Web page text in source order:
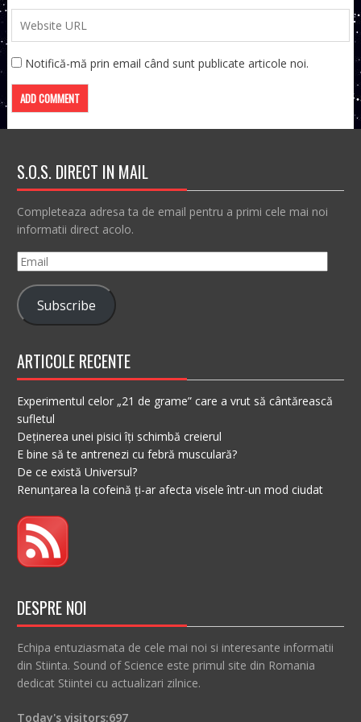
Notifică-mă prin email când sunt publicate articole noi.
S.O.S. DIRECT IN MAIL
Completeaza adresa ta de email pentru a primi cele mai noi
informatii direct acolo.
Email
Subscribe
ARTICOLE RECENTE
Experimentul celor „21 de grame” care a vrut să cântărească
sufletul
Deținerea unei pisici îți schimbă creierul
E bine să te antrenezi cu febră musculară?
De ce există Universul?
Renunțarea la cofeină ți-ar afecta visele într-un mod ciudat
DESPRE NOI
Echipa entuziasmata de cele mai noi si interesante informatii
din Stiinta. Sound of Science este primul site din Romania
dedicat Stiintei cu actualizari zilnice.
Today's visitors:697